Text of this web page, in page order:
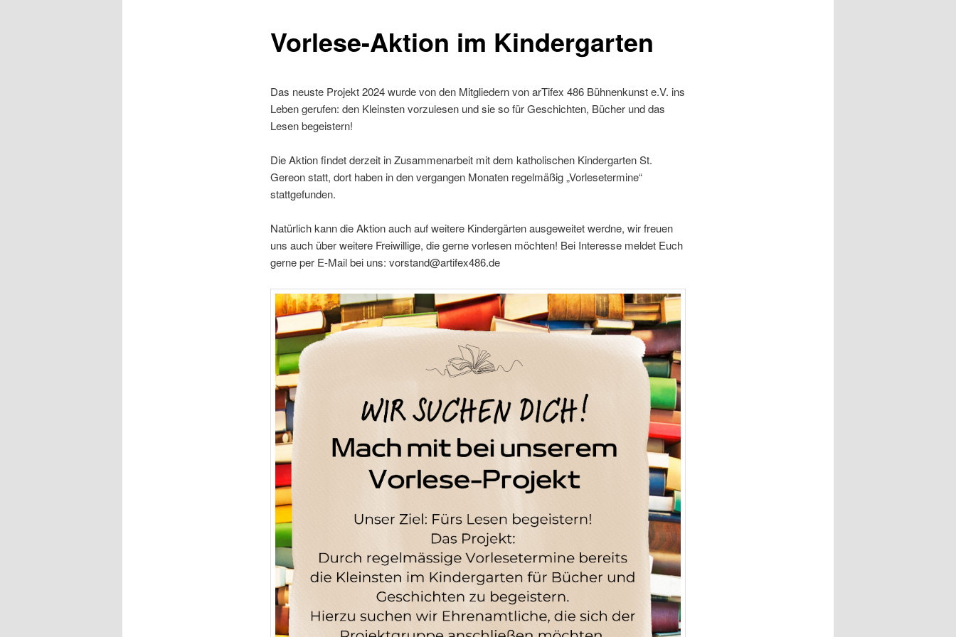
Vorlese-Aktion im Kindergarten
Das neuste Projekt 2024 wurde von den Mitgliedern von arTifex 486 Bühnenkunst e.V. ins
Leben gerufen: den Kleinsten vorzulesen und sie so für Geschichten, Bücher und das
Lesen begeistern!
Die Aktion findet derzeit in Zusammenarbeit mit dem katholischen Kindergarten St.
Gereon statt, dort haben in den vergangen Monaten regelmäßig „Vorlesetermine“
stattgefunden.
Natürlich kann die Aktion auch auf weitere Kindergärten ausgeweitet werdne, wir freuen
uns auch über weitere Freiwillige, die gerne vorlesen möchten! Bei Interesse meldet Euch
gerne per E-Mail bei uns: vorstand@artifex486.de